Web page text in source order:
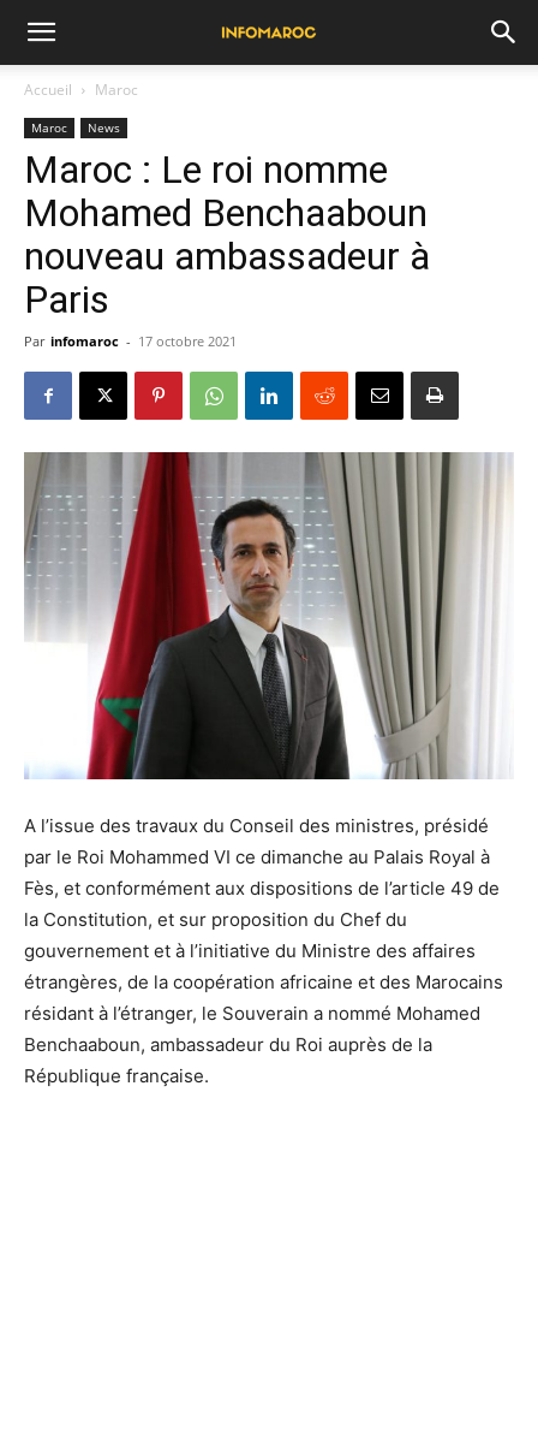
Accueil Maroc
Maroc News
Maroc : Le roi nomme
Mohamed Benchaaboun
nouveau ambassadeur à
Paris
Par infomaroc - 17 octobre 2021
A l’issue des travaux du Conseil des ministres, présidé
par le Roi Mohammed VI ce dimanche au Palais Royal à
Fès, et conformément aux dispositions de l’article 49 de
la Constitution, et sur proposition du Chef du
gouvernement et à l’initiative du Ministre des affaires
étrangères, de la coopération africaine et des Marocains
résidant à l’étranger, le Souverain a nommé Mohamed
Benchaaboun, ambassadeur du Roi auprès de la
République française.